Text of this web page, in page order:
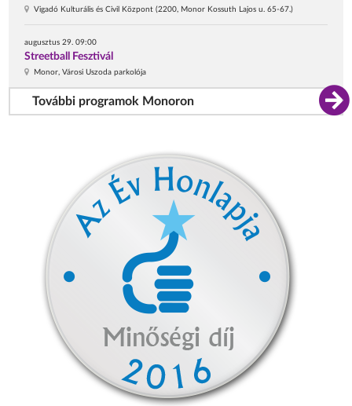
Vigadó Kulturális és Civil Központ (2200, Monor Kossuth Lajos u. 65-67.)
augusztus 29. 09:00
Streetball Fesztivál
Monor, Városi Uszoda parkolója
További programok Monoron